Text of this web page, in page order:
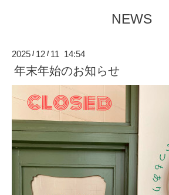
NEWS
2025 / 12 / 11 14:54
年末年始のお知らせ